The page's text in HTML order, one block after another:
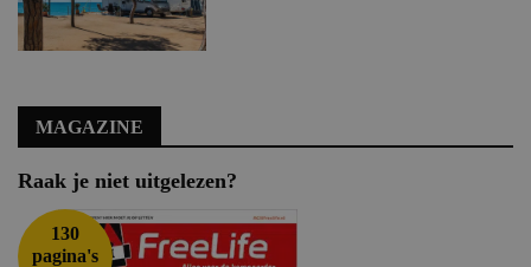
MAGAZINE
Raak je niet uitgelezen?
130
pagina's